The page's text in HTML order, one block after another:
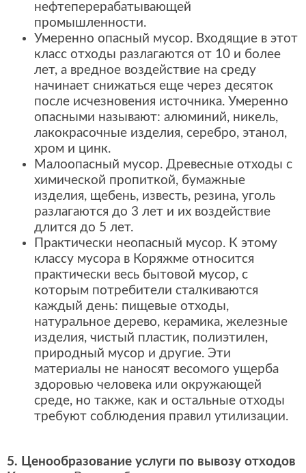
нефтеперерабатывающей
промышленности.
Умеренно опасный мусор. Входящие в этот
класс отходы разлагаются от 10 и более
лет, а вредное воздействие на среду
начинает снижаться еще через десяток
после исчезновения источника. Умеренно
опасными называют: алюминий, никель,
лакокрасочные изделия, серебро, этанол,
хром и цинк.
Малоопасный мусор. Древесные отходы с
химической пропиткой, бумажные
изделия, щебень, известь, резина, уголь
разлагаются до 3 лет и их воздействие
длится до 5 лет.
Практически неопасный мусор. К этому
классу мусора в Коряжме относится
практически весь бытовой мусор, с
которым потребители сталкиваются
каждый день: пищевые отходы,
натуральное дерево, керамика, железные
изделия, чистый пластик, полиэтилен,
природный мусор и другие. Эти
материалы не наносят весомого ущерба
здоровью человека или окружающей
среде, но также, как и остальные отходы
требуют соблюдения правил утилизации.
5. Ценообразование услуги по вывозу отходов